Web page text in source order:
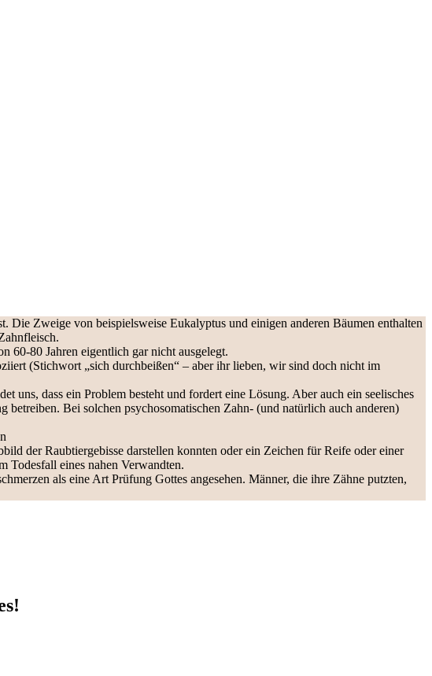
Die Zweige von beispielsweise Eukalyptus und einigen anderen Bäumen enthalten
60-80 Jahren eigentlich gar nicht ausgelegt.
(Stichwort „sich durchbeißen“ – aber ihr lieben, wir sind doch nicht im
uns, dass ein Problem besteht und fordert eine Lösung. Aber auch ein seelisches
Bei solchen psychosomatischen Zahn- (und natürlich auch anderen)
der Raubtiergebisse darstellen konnten oder ein Zeichen für Reife oder einer
Todesfall eines nahen Verwandten.
als eine Art Prüfung Gottes angesehen. Männer, die ihre Zähne putzten,